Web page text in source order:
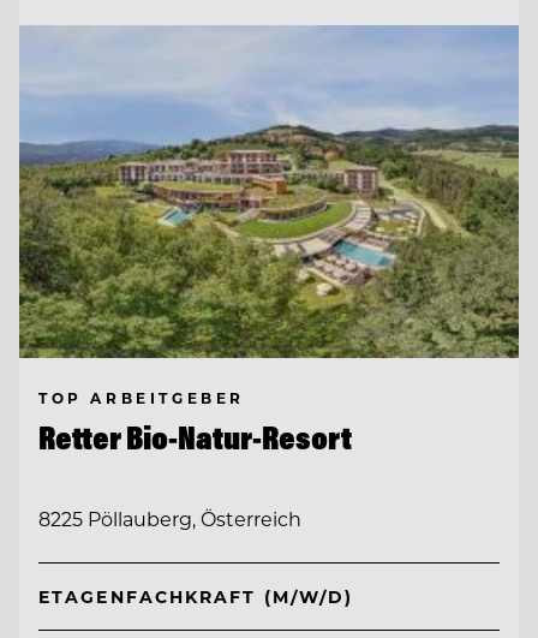
TOP ARBEITGEBER
Retter Bio-Natur-Resort
8225 Pöllauberg, Österreich
ETAGENFACHKRAFT (M/W/D)